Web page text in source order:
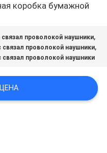
коробка бумажной
связал проволокой наушники,
связал проволокой наушники,
связал проволокой наушники